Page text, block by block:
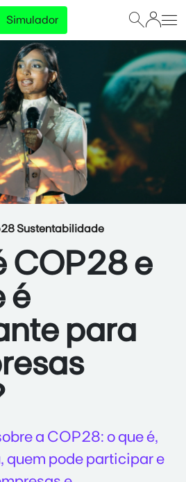
Simulador
Sustentabilidade
COP28 e
é
para
a COP28: o que é,
quem pode participar e